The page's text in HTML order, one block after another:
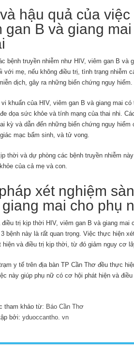
hậu quả của
gan B và giang
bệnh truyền nhiễm như HIV, viêm gan B và
với mẹ, nếu không điều trị, tình trạng nhiễm
dịch, gây ra những biến chứng nguy hiểm.
khuẩn của HIV, viêm gan B và giang mai
dọa sức khỏe và tính mạng của thai nhi.
kỳ và dẫn đến những biến chứng nguy
mạc bẩm sinh, và tử vong.
thời và dự phòng các bệnh truyền nhiễm
của cả mẹ và con.
xét nghiệm
mai cho phụ
trị kịp thời HIV, viêm gan B và giang mai
bệnh này là rất quan trọng. Việc thực hiện
hiện và điều trị kịp thời, từ đó giảm nguy cơ
y tế trên địa bàn TP Cần Thơ đều thực
này giúp phụ nữ có cơ hội phát hiện và
tham khảo từ: Báo Cần Thơ
bởi: yduoccantho. vn